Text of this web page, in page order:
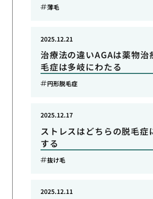
薄毛
治療法の違いAGAは薬物治
毛症は多岐にわたる
2025.12.21
円形脱毛症
ストレスはどちらの脱毛症
する
2025.12.17
抜け毛
2025.12.11